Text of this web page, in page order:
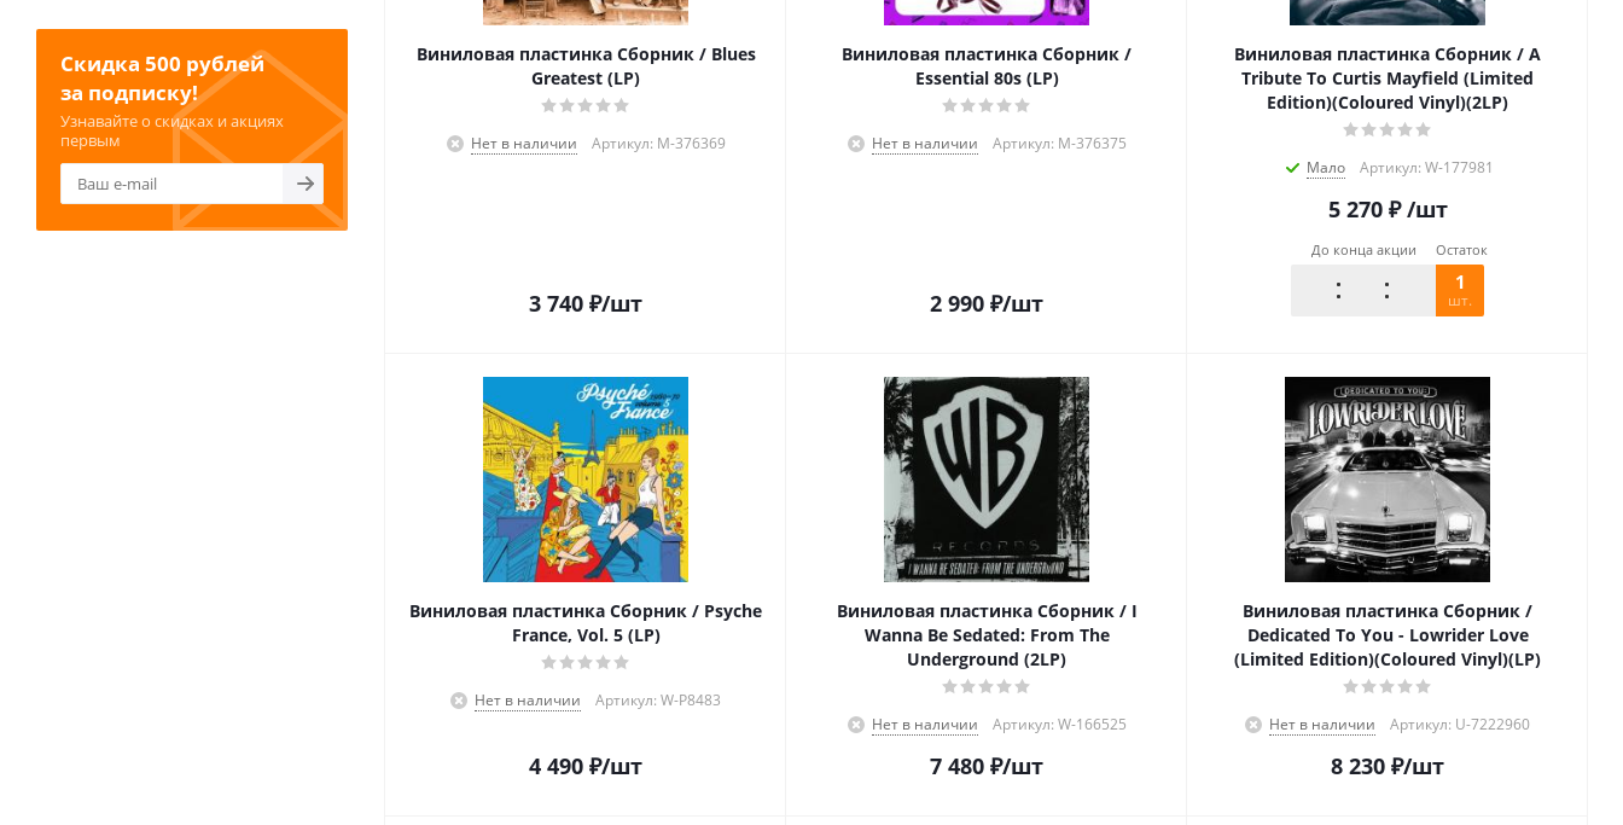
Виниловая пластинка Сборник / Blues
Greatest (LP)
Нет в наличии Артикул: M-376369
3 740 ₽/шт
Виниловая пластинка Сборник /
Essential 80s (LP)
Нет в наличии Артикул: M-376375
2 990 ₽/шт
Виниловая пластинка Сборник / A
Tribute To Curtis Mayfield (Limited
Edition)(Coloured Vinyl)(2LP)
Мало Артикул: W-177981
5 270₽ /шт
До конца акции Остаток
1
шт.
Виниловая пластинка Сборник / Psyche
France, Vol. 5 (LP)
Нет в наличии Артикул: W-P8483
4 490 ₽/шт
Виниловая пластинка Сборник / I
Wanna Be Sedated: From The
Underground (2LP)
Нет в наличии Артикул: W-166525
7 480 ₽/шт
Виниловая пластинка Сборник /
Dedicated To You - Lowrider Love
(Limited Edition)(Coloured Vinyl)(LP)
Нет в наличии Артикул: U-7222960
8 230 ₽/шт
Скидка 500 рублей
за подписку!
Узнавайте о скидках и акциях
первым